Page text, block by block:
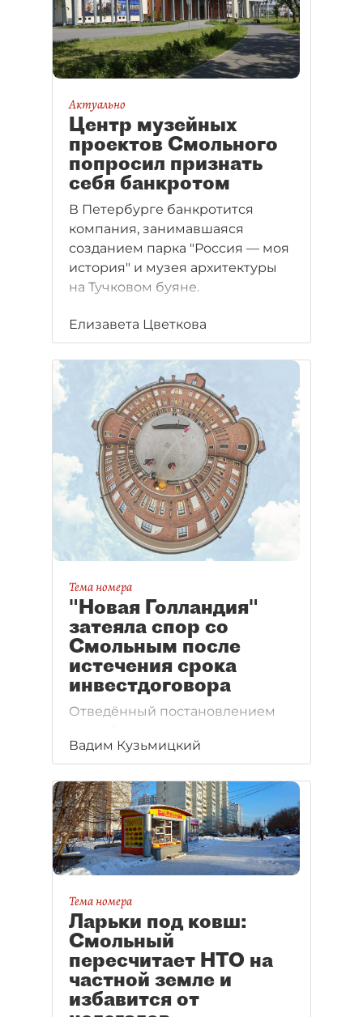
Актуально
Центр музейных
проектов Смольного
попросил признать
себя банкротом
В Петербурге банкротится
компания, занимавшаяся
созданием парка "Россия — моя
история" и музея архитектуры
на Тучковом буяне.
Елизавета Цветкова
Тема номера
"Новая Голландия"
затеяла спор со
Смольным после
истечения срока
инвестдоговора
Отведённый постановлением
срок на реконструкцию "Новой
Голландии" истёк. Работы
не завершены. Инвестор подал
в суд на комитет
имущественных отношений.
Вадим Кузьмицкий
Тема номера
Ларьки под ковш:
Смольный
пересчитает НТО на
частной земле и
избавится от